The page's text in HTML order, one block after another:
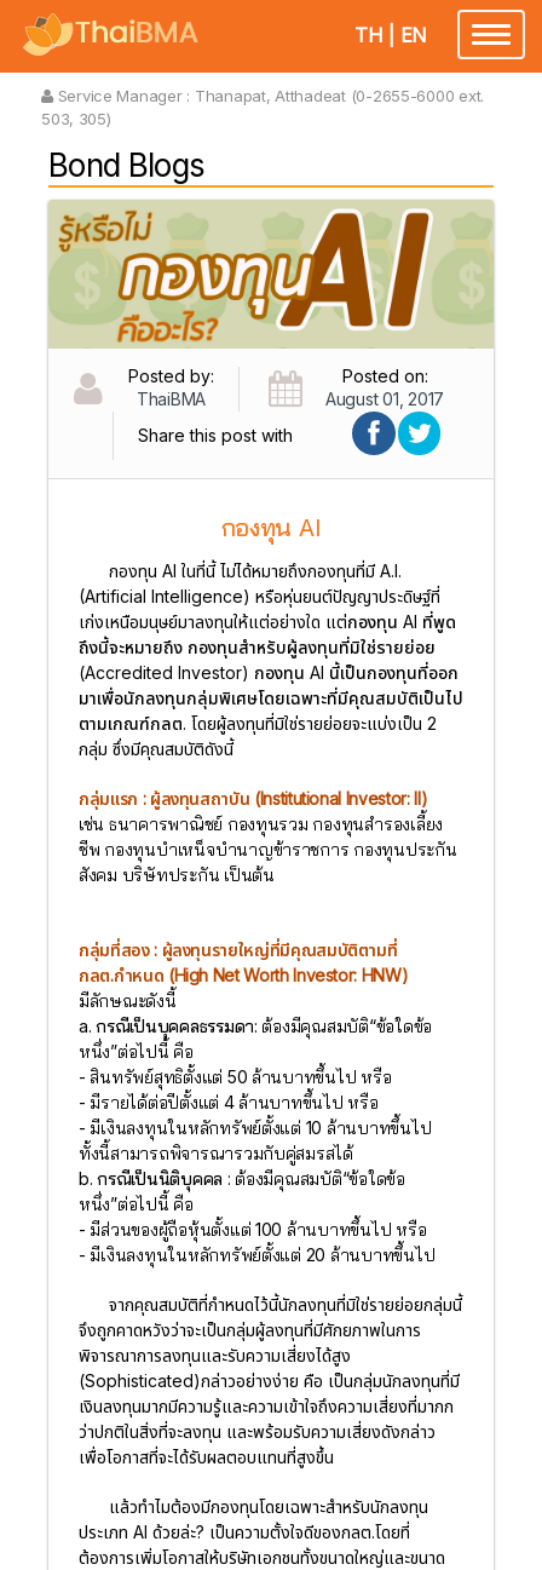
TH EN
Service Manager : Thanapat, Atthadeat (0-2655-6000 ext.
503, 305)
Bond Blogs
Posted by:
ThaiBMA
Posted on:
August 01, 2017
Share this post with
กองทุน AI
กองทุน AI ในที่นี้ ไม่ได้หมายถึงกองทุนที่มี A.I.
(Artificial Intelligence) หรือหุ่นยนต์ปัญญาประดิษฐ์ที่
เก่งเหนือมนุษย์มาลงทุนให้แต่อย่างใด แต่กองทุน AI ที่พูด
ถึงนี้จะหมายถึง กองทุนสำหรับผู้ลงทุนที่มิใช่รายย่อย
(Accredited Investor) กองทุน AI นี้เป็นกองทุนที่ออก
มาเพื่อนักลงทุนกลุ่มพิเศษโดยเฉพาะที่มีคุณสมบัติเป็นไป
ตามเกณฑ์กลต. โดยผู้ลงทุนที่มิใช่รายย่อยจะแบ่งเป็น 2
กลุ่ม ซึ่งมีคุณสมบัติดังนี้
กลุ่มแรก : ผู้ลงทุนสถาบัน (Institutional Investor: II)
เช่น ธนาคารพาณิชย์ กองทุนรวม กองทุนสำรองเลี้ยง
ชีพ กองทุนบำเหน็จบำนาญข้าราชการ กองทุนประกัน
สังคม บริษัทประกัน เป็นต้น
กลุ่มที่สอง : ผู้ลงทุนรายใหญ่ที่มีคุณสมบัติตามที่
กลต.กำหนด (High Net Worth Investor: HNW)
มีลักษณะดังนี้
a. กรณีเป็นบุคคลธรรมดา: ต้องมีคุณสมบัติ“ข้อใดข้อ
หนึ่ง”ต่อไปนี้ คือ
- สินทรัพย์สุทธิตั้งแต่ 50 ล้านบาทขึ้นไป หรือ
- มีรายได้ต่อปีตั้งแต่ 4 ล้านบาทขึ้นไป หรือ
- มีเงินลงทุนในหลักทรัพย์ตั้งแต่ 10 ล้านบาทขึ้นไป
ทั้งนี้สามารถพิจารณารวมกับคู่สมรสได้
b. กรณีเป็นนิติบุคคล : ต้องมีคุณสมบัติ“ข้อใดข้อ
หนึ่ง”ต่อไปนี้ คือ
- มีส่วนของผู้ถือหุ้นตั้งแต่ 100 ล้านบาทขึ้นไป หรือ
- มีเงินลงทุนในหลักทรัพย์ตั้งแต่ 20 ล้านบาทขึ้นไป
จากคุณสมบัติที่กำหนดไว้นี้นักลงทุนที่มิใช่รายย่อยกลุ่มนี้
จึงถูกคาดหวังว่าจะเป็นกลุ่มผู้ลงทุนที่มีศักยภาพในการ
พิจารณาการลงทุนและรับความเสี่ยงได้สูง
(Sophisticated)กล่าวอย่างง่าย คือ เป็นกลุ่มนักลงทุนที่มี
เงินลงทุนมากมีความรู้และความเข้าใจถึงความเสี่ยงที่มากก
ว่าปกติในสิ่งที่จะลงทุน และพร้อมรับความเสี่ยงดังกล่าว
เพื่อโอกาสที่จะได้รับผลตอบแทนที่สูงขึ้น
แล้วทำไมต้องมีกองทุนโดยเฉพาะสำหรับนักลงทุน
ประเภท AI ด้วยล่ะ? เป็นความตั้งใจดีของกลต.โดยที่
ต้องการเพิ่มโอกาสให้บริษัทเอกชนทั้งขนาดใหญ่และขนาด